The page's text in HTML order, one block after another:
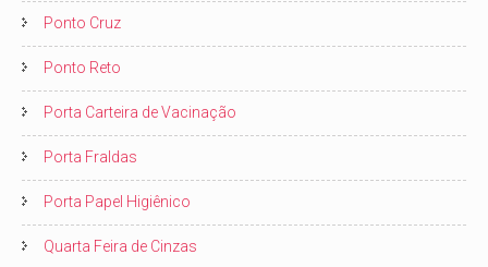
Ponto Cruz
Ponto Reto
Porta Carteira de Vacinação
Porta Fraldas
Porta Papel Higiênico
Quarta Feira de Cinzas